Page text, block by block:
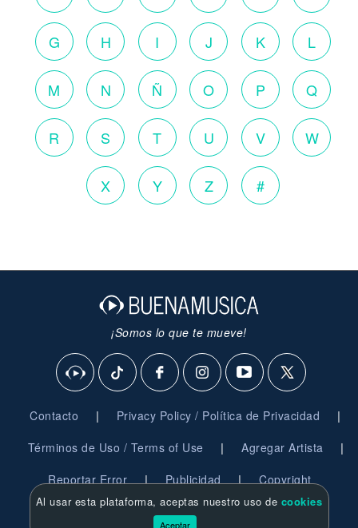
G H I J K L
M N Ñ O P Q
R S T U V W
X Y Z #
¡Somos lo que te mueve!
Contacto | Privacy Policy / Política de Privacidad |
Términos de Uso / Terms of Use | Agregar Artista |
Reportar Error | Publicidad | Copyright
© 2026 BuenaMusica.com - Derechos Reservados
Al usar esta plataforma, aceptas nuestro uso de cookies
Aceptar